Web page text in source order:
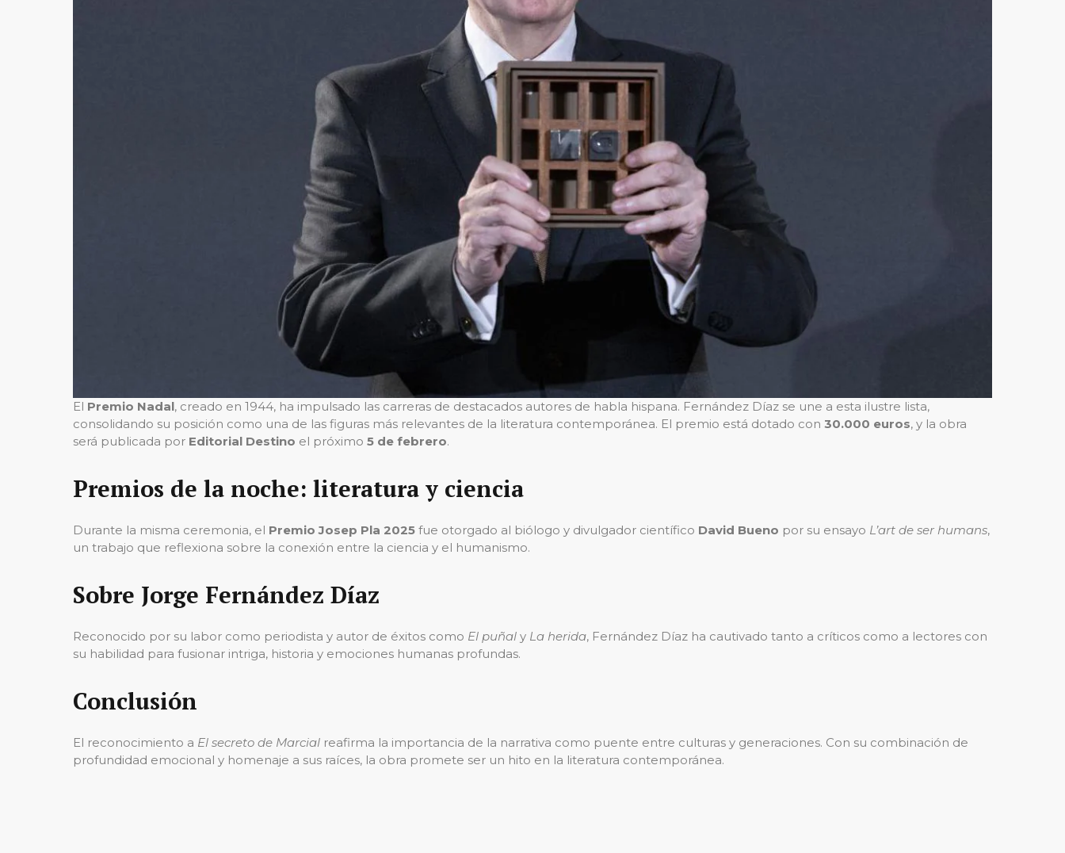
El Premio Nadal, creado en 1944, ha impulsado las carreras de destacados autores de habla hispana. Fernández Díaz se une a esta ilustre lista,
consolidando su posición como una de las figuras más relevantes de la literatura contemporánea. El premio está dotado con 30.000 euros, y la obra
será publicada por Editorial Destino el próximo 5 de febrero.
Premios de la noche: literatura y ciencia
Durante la misma ceremonia, el Premio Josep Pla 2025 fue otorgado al biólogo y divulgador científico David Bueno por su ensayo L’art de ser humans,
un trabajo que reflexiona sobre la conexión entre la ciencia y el humanismo.
Sobre Jorge Fernández Díaz
Reconocido por su labor como periodista y autor de éxitos como El puñal y La herida, Fernández Díaz ha cautivado tanto a críticos como a lectores con
su habilidad para fusionar intriga, historia y emociones humanas profundas.
Conclusión
El reconocimiento a El secreto de Marcial reafirma la importancia de la narrativa como puente entre culturas y generaciones. Con su combinación de
profundidad emocional y homenaje a sus raíces, la obra promete ser un hito en la literatura contemporánea.